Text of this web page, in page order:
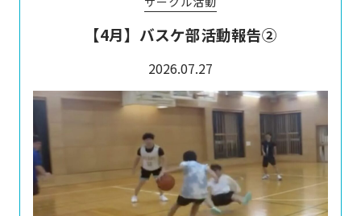
【4月】バスケ部活動報告②
2026.07.27